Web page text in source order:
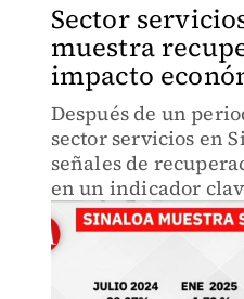
Sector
muestra
impacto
Después de un
sector servicios en
señales de
en un indicador
económica en el